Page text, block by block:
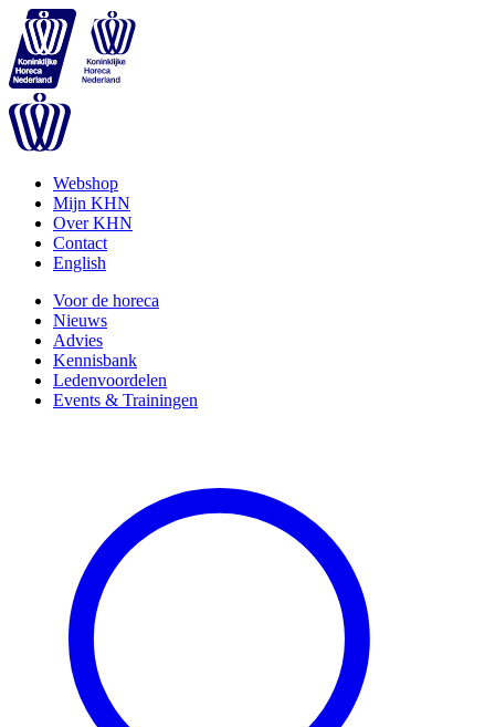
Webshop
Mijn KHN
Over KHN
Contact
English
Voor de horeca
Nieuws
Advies
Kennisbank
Ledenvoordelen
Events & Trainingen